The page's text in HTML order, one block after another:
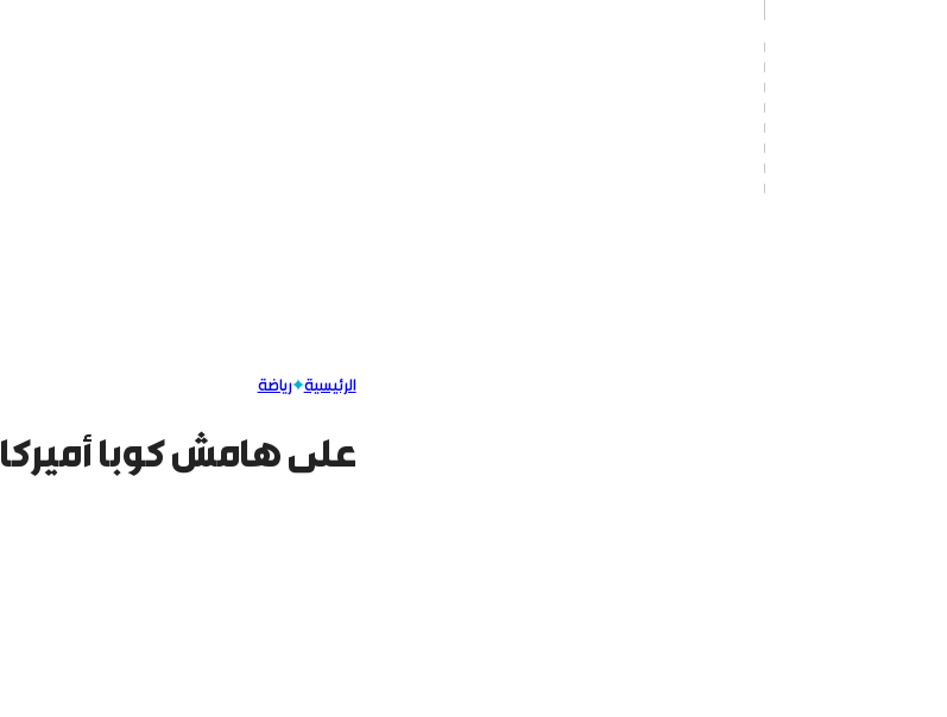
الرئيسية رياضة
على هامش كوبا أميركا